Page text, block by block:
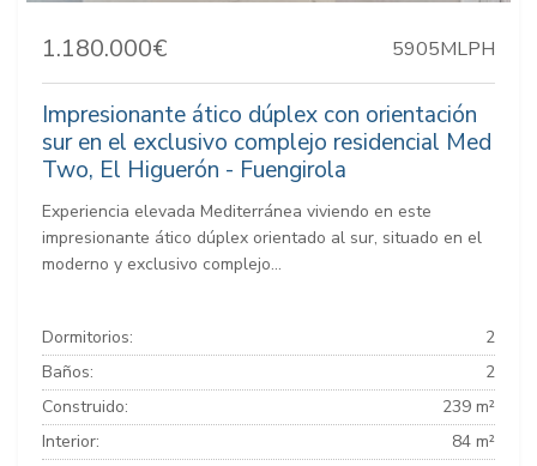
1.180.000€ 5905MLPH
Impresionante ático dúplex con orientación
sur en el exclusivo complejo residencial Med
Two, El Higuerón - Fuengirola
Experiencia elevada Mediterránea viviendo en este
impresionante ático dúplex orientado al sur, situado en el
moderno y exclusivo complejo...
Dormitorios:
2
Baños:
2
Construido:
239 m²
Interior:
84 m²